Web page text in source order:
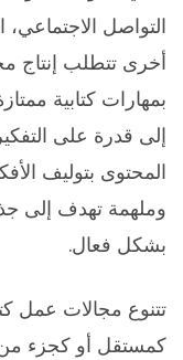
التواصل الاجتماعي،
أخرى تتطلب إنتاج
بمهارات كتابية
إلى قدرة على
المحتوى بتوليف
وملهمة تهدف إلى
بشكل فعال.
تتنوع مجالات عمل
كمستقل أو كجزء